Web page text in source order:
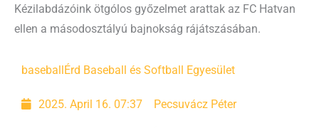
Kézilabdázóink ötgólos győzelmet arattak az FC Hatvan
ellen a másodosztályú bajnokság rájátszásában.
baseball Érd Baseball és Softball Egyesület
2025. April 16. 07:37 Pecsuvácz Péter